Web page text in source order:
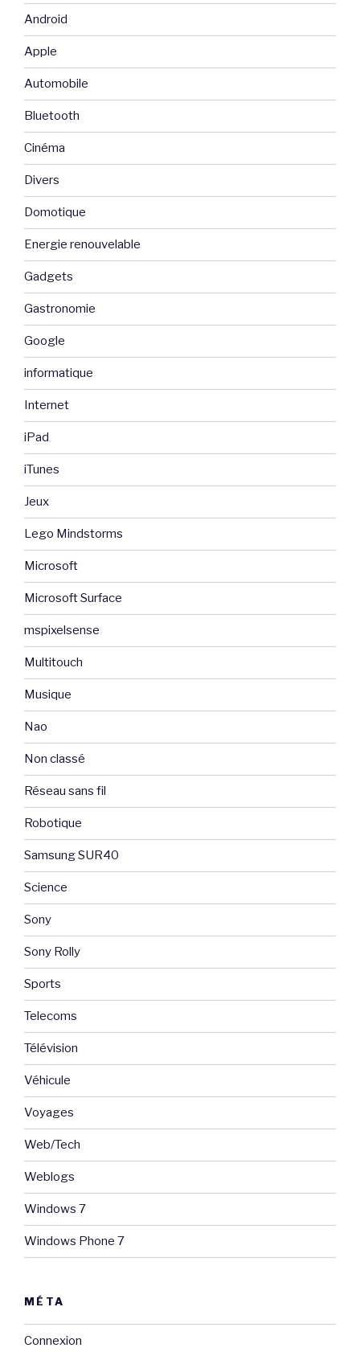
Android
Apple
Automobile
Bluetooth
Cinéma
Divers
Domotique
Energie renouvelable
Gadgets
Gastronomie
Google
informatique
Internet
iPad
iTunes
Jeux
Lego Mindstorms
Microsoft
Microsoft Surface
mspixelsense
Multitouch
Musique
Nao
Non classé
Réseau sans fil
Robotique
Samsung SUR40
Science
Sony
Sony Rolly
Sports
Telecoms
Télévision
Véhicule
Voyages
Web/Tech
Weblogs
Windows 7
Windows Phone 7
MÉTA
Connexion